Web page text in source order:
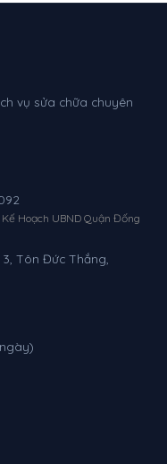
vụ sửa chữa chuyên
Hoạch UBND Quận Đống
Tôn Đức Thắng,